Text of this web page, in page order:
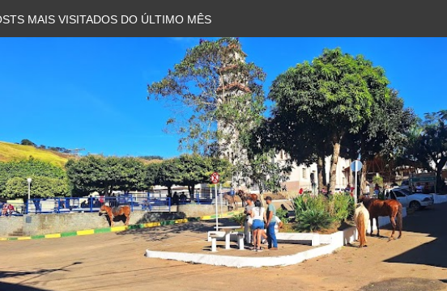
MAIS VISITADOS DO ÚLTIMO MÊS